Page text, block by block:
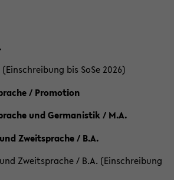
bis SoSe 2026)
/ Promotion
und Germanistik / M.A.
Zweitsprache / B.A.
Zweitsprache / B.A. (Einschreibung